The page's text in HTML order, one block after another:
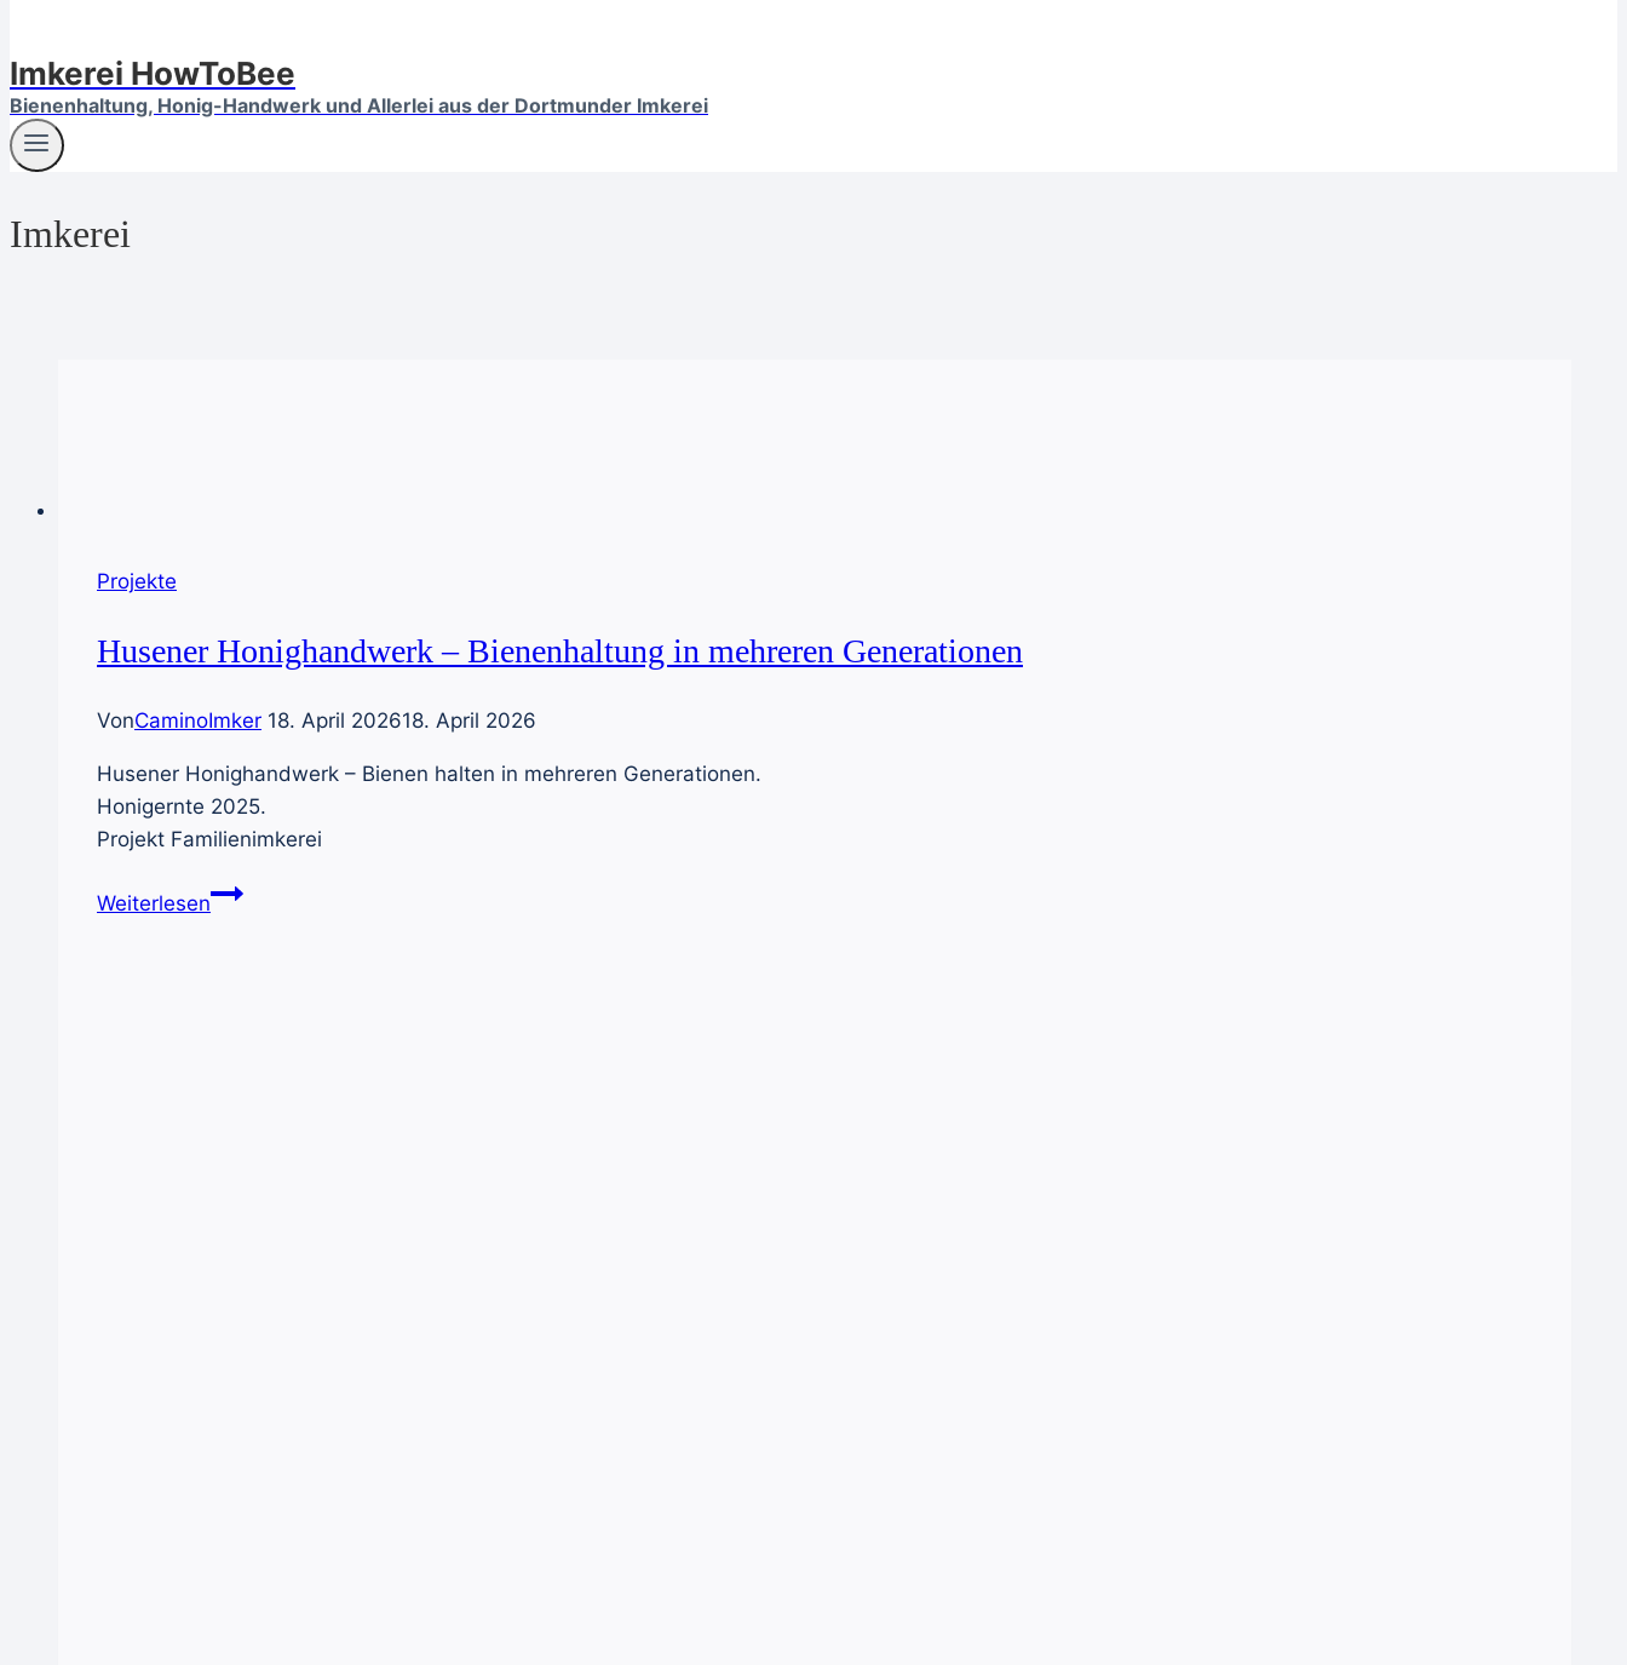
Imkerei HowToBee
Bienenhaltung, Honig-Handwerk und Allerlei aus der Dortmunder Imkerei
Imkerei
Projekte
Husener Honighandwerk – Bienenhaltung in mehreren Generationen
VonCaminoImker 18. April 202618. April 2026
Husener Honighandwerk – Bienen halten in mehreren Generationen.
Honigernte 2025.
Projekt Familienimkerei
WeiterlesenHusener